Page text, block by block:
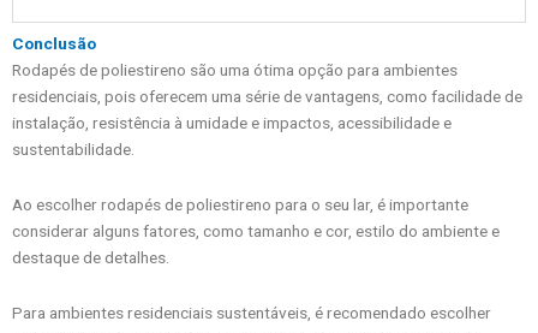
Conclusão
Rodapés de poliestireno são uma ótima opção para ambientes
residenciais, pois oferecem uma série de vantagens, como facilidade de
instalação, resistência à umidade e impactos, acessibilidade e
sustentabilidade.
Ao escolher rodapés de poliestireno para o seu lar, é importante
considerar alguns fatores, como tamanho e cor, estilo do ambiente e
destaque de detalhes.
Para ambientes residenciais sustentáveis, é recomendado escolher